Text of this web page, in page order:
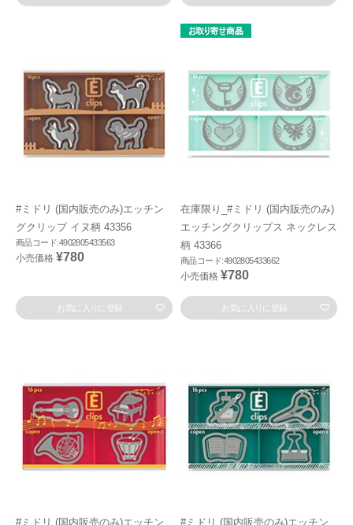
#ミドリ (国内販売のみ)エッチン
グクリップ イヌ柄 43356
商品コード:4902805433563
小売価格 ¥780
お気に入りに登録
在庫限り_#ミドリ (国内販売のみ)
エッチングクリップス ネックレス
柄 43366
商品コード:4902805433662
小売価格 ¥780
お気に入りに登録
#ミドリ (国内販売のみ)エッチン #ミドリ (国内販売のみ)エッチン